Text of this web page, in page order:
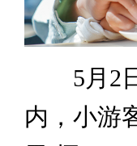
5月2日
内，小游